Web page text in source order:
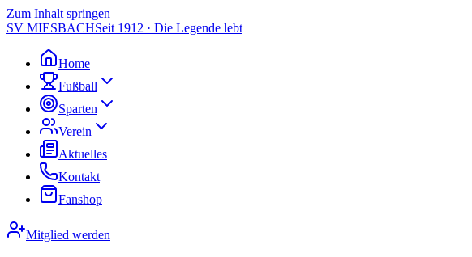
Zum Inhalt springen
SV MIESBACHSeit 1912 · Die Legende lebt
Home
Fußball
Sparten
Verein
Aktuelles
Kontakt
Fanshop
Mitglied werden